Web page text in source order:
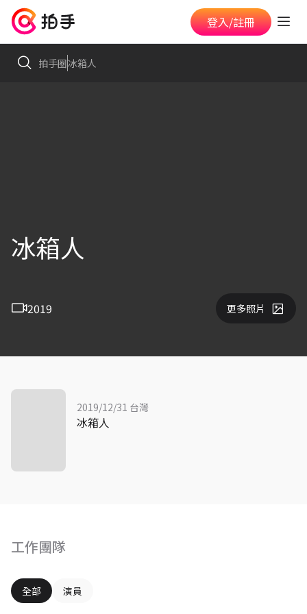
登入/註冊
拍手圈冰箱人
冰箱人
2019 更多照片
工作團隊
全部 演員
2019/12/31 台灣
冰箱人